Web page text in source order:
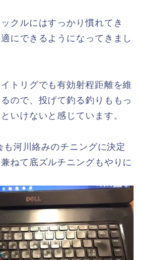
クルにはすっかり慣れてき
にできるようになってきまし
トリグでも有効射程距離を維
ので、投げて釣る釣りももっ
いけないと感じています。
河川絡みのチニングに決定
ねて底ズルチニングもやりに